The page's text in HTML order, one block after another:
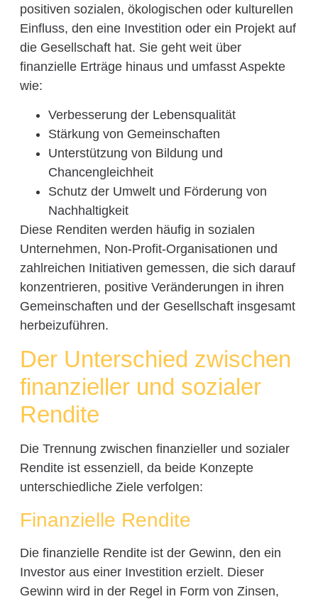
positiven sozialen, ökologischen oder kulturellen
Einfluss, den eine Investition oder ein Projekt auf
die Gesellschaft hat. Sie geht weit über
finanzielle Erträge hinaus und umfasst Aspekte
wie:
Verbesserung der Lebensqualität
Stärkung von Gemeinschaften
Unterstützung von Bildung und
Chancengleichheit
Schutz der Umwelt und Förderung von
Nachhaltigkeit
Diese Renditen werden häufig in sozialen
Unternehmen, Non-Profit-Organisationen und
zahlreichen Initiativen gemessen, die sich darauf
konzentrieren, positive Veränderungen in ihren
Gemeinschaften und der Gesellschaft insgesamt
herbeizuführen.
Der Unterschied zwischen
finanzieller und sozialer
Rendite
Die Trennung zwischen finanzieller und sozialer
Rendite ist essenziell, da beide Konzepte
unterschiedliche Ziele verfolgen:
Finanzielle Rendite
Die finanzielle Rendite ist der Gewinn, den ein
Investor aus einer Investition erzielt. Dieser
Gewinn wird in der Regel in Form von Zinsen,